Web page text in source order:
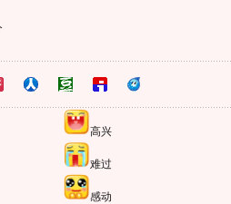
高兴
难过
感动